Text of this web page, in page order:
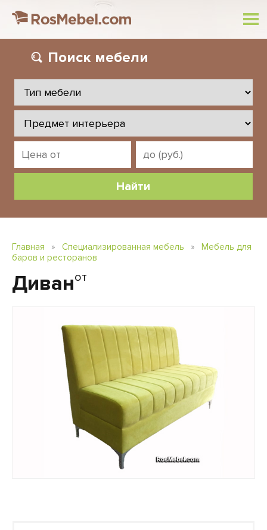
Поиск мебели
Главная » Специализированная мебель »
Мебель для
баров и ресторанов
Диванот